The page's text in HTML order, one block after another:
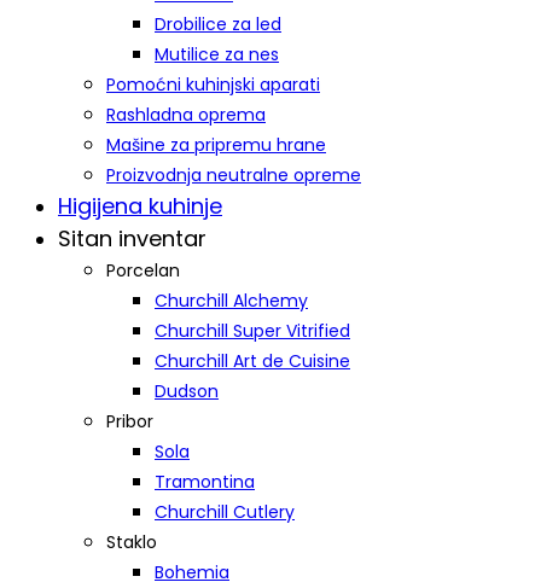
Drobilice za led
Mutilice za nes
Pomoćni kuhinjski aparati
Rashladna oprema
Mašine za pripremu hrane
Proizvodnja neutralne opreme
Higijena kuhinje
Sitan inventar
Porcelan
Churchill Alchemy
Churchill Super Vitrified
Churchill Art de Cuisine
Dudson
Pribor
Sola
Tramontina
Churchill Cutlery
Staklo
Bohemia